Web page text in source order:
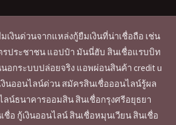
เงินด่วนจากแหล่งกู้ยืมเงินที่น่าเชื่อถือ เช่น
ประชาชน แอปป๋า มันนี่ฮับ สินเชื่อแรบบิท
อกระบบปล่อยจริง แอพผ่อนสินค้า credit u
งินออนไลน์ด่วน สมัครสินเชื่อออนไลน์รู้ผล
น์ธนาคารออมสิน สินเชื่อกรุงศรีอยุธยา
ชื่อ กู้เงินออนไลน์ สินเชื่อหมุนเวียน สินเชื่อ